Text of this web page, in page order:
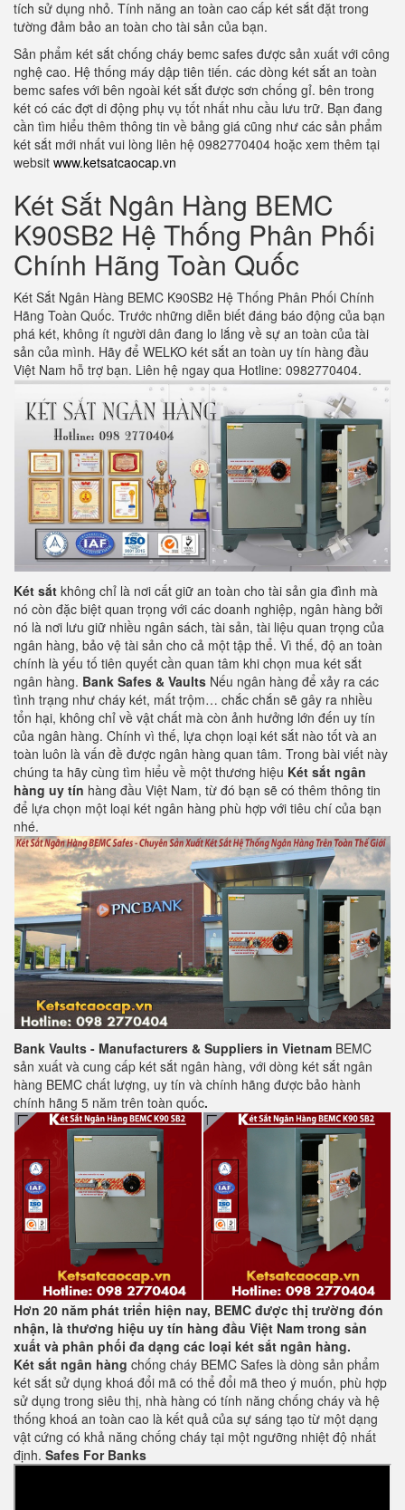
tích sử dụng nhỏ. Tính năng an toàn cao cấp két sắt đặt trong
tường đảm bảo an toàn cho tài sản của bạn.
Sản phẩm két sắt chống cháy bemc safes được sản xuất với công
nghệ cao. Hệ thống máy dập tiên tiến. các dòng két sắt an toàn
bemc safes với bên ngoài két sắt được sơn chống gỉ. bên trong
két có các đợt di động phụ vụ tốt nhất nhu cầu lưu trữ. Bạn đang
cần tìm hiểu thêm thông tin về bảng giá cũng như các sản phẩm
két sắt mới nhất vui lòng liên hệ 0982770404 hoặc xem thêm tại
websit www.ketsatcaocap.vn
Két Sắt Ngân Hàng BEMC
K90SB2 Hệ Thống Phân Phối
Chính Hãng Toàn Quốc
Két Sắt Ngân Hàng BEMC K90SB2 Hệ Thống Phân Phối Chính
Hãng Toàn Quốc. Trước những diễn biết đáng báo động của bạn
phá két, không ít người dân đang lo lắng về sự an toàn của tài
sản của mình. Hãy để WELKO két sắt an toàn uy tín hàng đầu
Việt Nam hỗ trợ bạn. Liên hệ ngay qua Hotline: 0982770404.
Két sắt không chỉ là nơi cất giữ an toàn cho tài sản gia đình mà
nó còn đặc biệt quan trọng với các doanh nghiệp, ngân hàng bởi
nó là nơi lưu giữ nhiều ngân sách, tài sản, tài liệu quan trọng của
ngân hàng, bảo vệ tài sản cho cả một tập thể. Vì thế, độ an toàn
chính là yếu tố tiên quyết cần quan tâm khi chọn mua két sắt
ngân hàng. Bank Safes & Vaults Nếu ngân hàng để xảy ra các
tình trạng như cháy két, mất trộm… chắc chắn sẽ gây ra nhiều
tổn hại, không chỉ về vật chất mà còn ảnh hưởng lớn đến uy tín
của ngân hàng. Chính vì thế, lựa chọn loại két sắt nào tốt và an
toàn luôn là vấn đề được ngân hàng quan tâm. Trong bài viết này
chúng ta hãy cùng tìm hiểu về một thương hiệu Két sắt ngân
hàng uy tín hàng đầu Việt Nam, từ đó bạn sẽ có thêm thông tin
để lựa chọn một loại két ngân hàng phù hợp với tiêu chí của bạn
nhé.
Bank Vaults - Manufacturers & Suppliers in Vietnam BEMC
sản xuất và cung cấp két sắt ngân hàng, với dòng két sắt ngân
hàng BEMC chất lượng, uy tín và chính hãng được bảo hành
chính hãng 5 năm trên toàn quốc.
Hơn 20 năm phát triển hiện nay, BEMC được thị trường đón
nhận, là thương hiệu uy tín hàng đầu Việt Nam trong sản
xuất và phân phối đa dạng các loại két sắt ngân hàng.
Két sắt ngân hàng chống cháy BEMC Safes là dòng sản phẩm
két sắt sử dụng khoá đổi mã có thể đổi mã theo ý muốn, phù hợp
sử dụng trong siêu thị, nhà hàng có tính năng chống cháy và hệ
thống khoá an toàn cao là kết quả của sự sáng tạo từ một dạng
vật cứng có khả năng chống cháy tại một ngưỡng nhiệt độ nhất
định. Safes For Banks